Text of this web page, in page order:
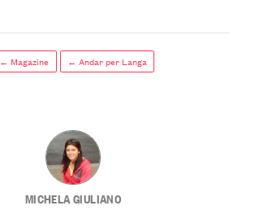
← Magazine ← Andar per Langa
MICHELA GIULIANO